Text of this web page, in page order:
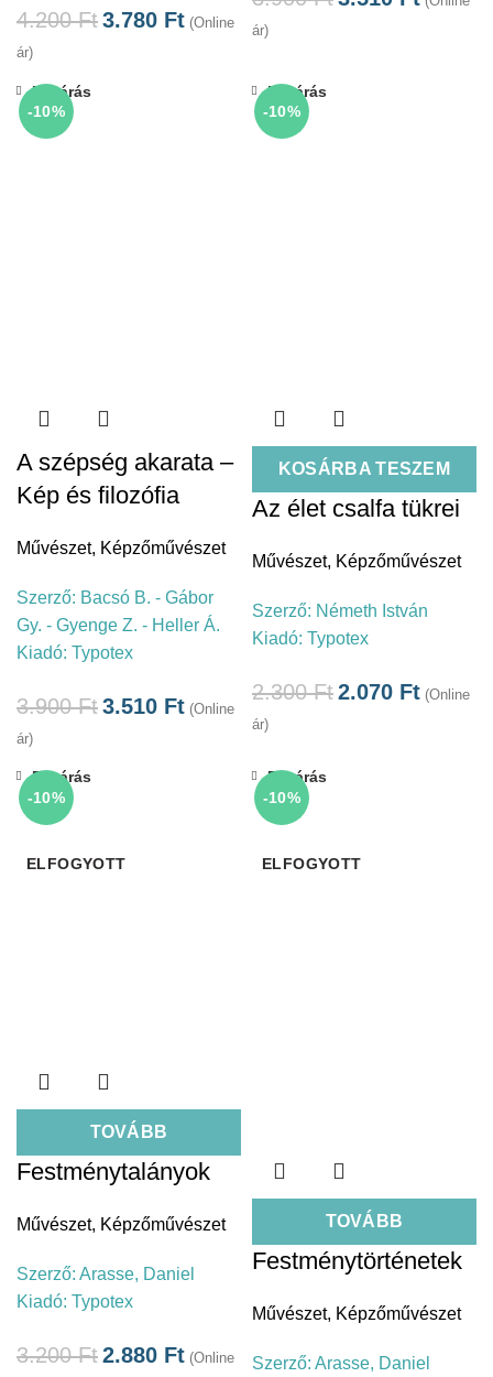
4.200Ft3.780 Ft (Online
ár)
ár)
-10%
Bezárás
A szépség akarata –
Kép és filozófia
Művészet, Képzőművészet
Szerző: Bacsó B. - Gábor
Gy. - Gyenge Z. - Heller Á.
Kiadó: Typotex
3.900Ft3.510 Ft (Online
ár)
-10%
KOSÁRBA TESZEM
Bezárás
Az élet csalfa tükrei
Művészet, Képzőművészet
Szerző: Németh István
Kiadó: Typotex
2.300Ft2.070 Ft (Online
ár)
-10%
ELFOGYOTT
TOVÁBB
Bezárás
Festménytalányok
Művészet, Képzőművészet
Szerző: Arasse, Daniel
Kiadó: Typotex
3.200Ft2.880 Ft (Online
-10%
ELFOGYOTT
TOVÁBB
Bezárás
Festménytörténetek
Művészet, Képzőművészet
Szerző: Arasse, Daniel